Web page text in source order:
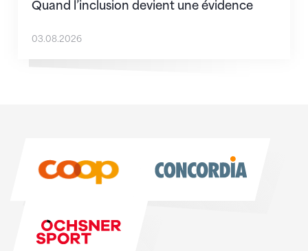
Quand l’inclusion devient une évidence
03.08.2026